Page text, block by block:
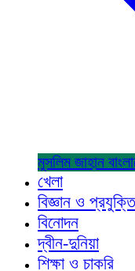
মুসলিম জাহান
খেলা
বিজ্ঞান ও প্রযুক্তি
বিনোদন
দ্বীন-দুনিয়া
শিক্ষা ও চাকরি